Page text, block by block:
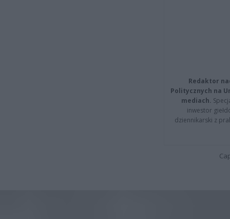
Redaktor
Politycznych na
mediach.
inwestor
dziennikarski z